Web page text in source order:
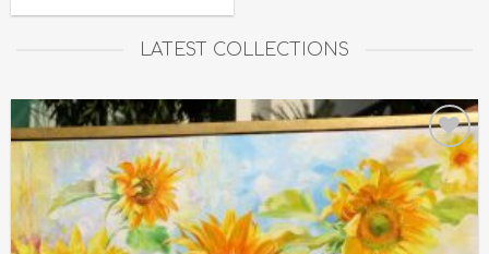
LATEST COLLECTIONS
Add to
Wishlist